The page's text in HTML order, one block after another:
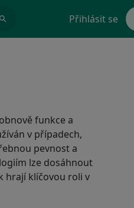
Přihlásit se
funkce a
v případech,
pevnost a
lze dosáhnout
hrají klíčovou roli v